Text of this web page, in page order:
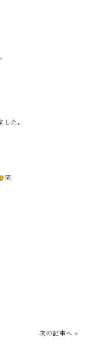
た。
笑
次の記事へ »